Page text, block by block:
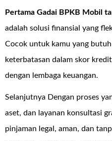
Pertama Gadai BPKB Mobil
adalah solusi finansial yang
Cocok untuk kamu yang
keterbatasan dalam skor
dengan lembaga keuangan.
Selanjutnya Dengan proses
aset, dan layanan konsultasi
pinjaman legal, aman, dan